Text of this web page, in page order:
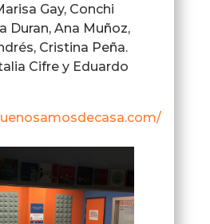
Gay, Conchi
Duran, Ana Muñoz,
Cristina Peña.
Cifre y Eduardo